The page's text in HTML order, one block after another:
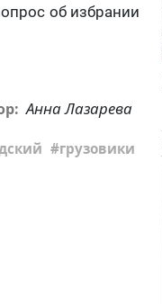
об избрании
Анна Лазарева
грузовики